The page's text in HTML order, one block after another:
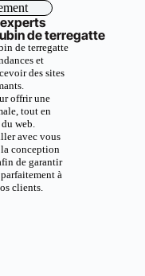
de terregatte
de terregatte
et
des sites
offrir une
tout en
web.
avec vous
conception
de garantir
à
clients.